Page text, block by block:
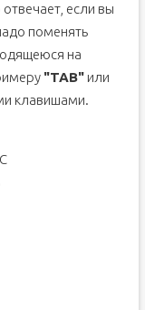
если вы
поменять
на
"TAB"или
клавишами.